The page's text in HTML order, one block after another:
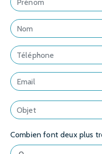
Combien font deux plus